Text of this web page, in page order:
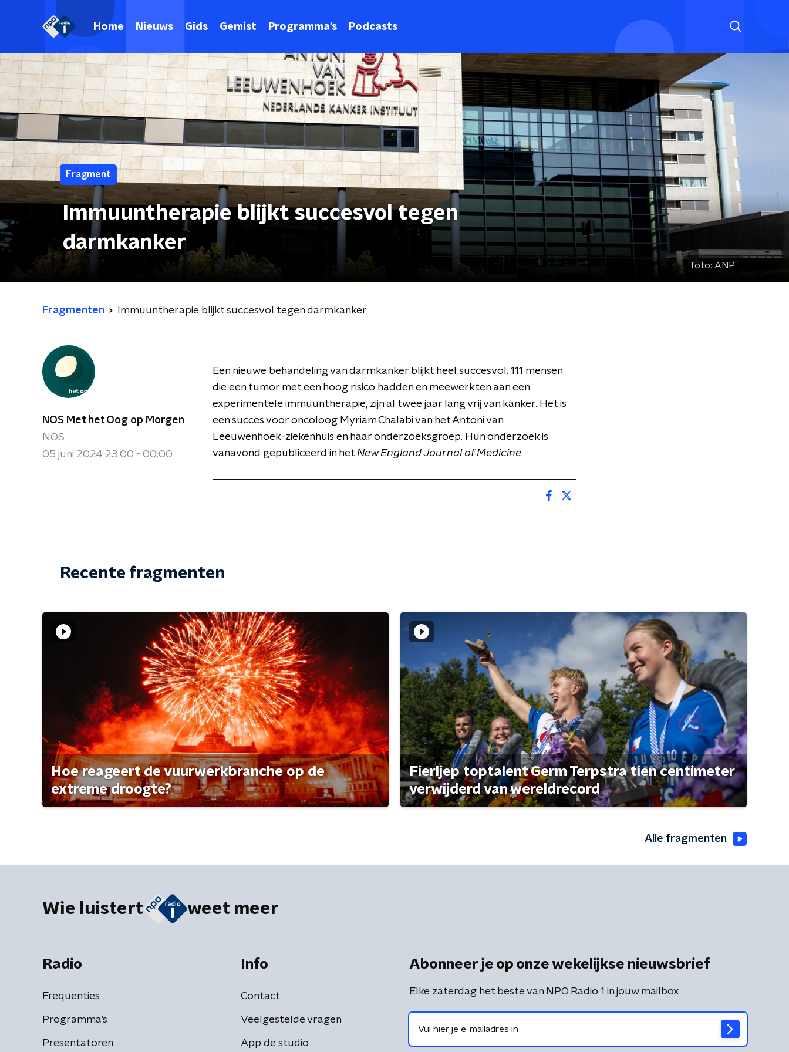
Home Nieuws Gids Gemist Programma's Podcasts
Fragment
Immuuntherapie blijkt succesvol tegen
darmkanker
foto: ANP
Fragmenten Immuuntherapie blijkt succesvol tegen darmkanker
NOS Met het Oog op Morgen
NOS
05 juni 2024 23:00 - 00:00
Een nieuwe behandeling van darmkanker blijkt heel succesvol. 111 mensen
die een tumor met een hoog risico hadden en meewerkten aan een
experimentele immuuntherapie, zijn al twee jaar lang vrij van kanker. Het is
een succes voor oncoloog Myriam Chalabi van het Antoni van
Leeuwenhoek-ziekenhuis en haar onderzoeksgroep. Hun onderzoek is
vanavond gepubliceerd in het New England Journal of Medicine.
Recente fragmenten
Hoe reageert de vuurwerkbranche op de
extreme droogte?
Fierljep toptalent Germ Terpstra tien centimeter
verwijderd van wereldrecord
Alle fragmenten
Wie luistert weet meer
Radio
Frequenties
Programma's
Presentatoren
Info
Contact
Veelgestelde vragen
App de studio
Abonneer je op onze wekelijkse nieuwsbrief
Elke zaterdag het beste van NPO Radio 1 in jouw mailbox